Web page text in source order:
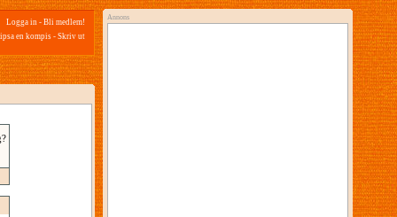
Logga in - Bli medlem!
en kompis - Skriv ut
Annons